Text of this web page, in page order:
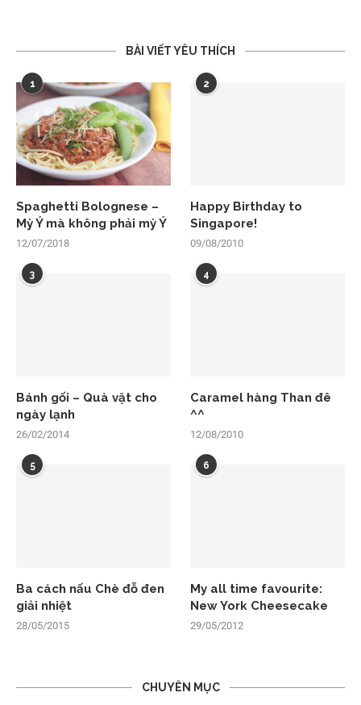
BÀI VIẾT YÊU THÍCH
1
Spaghetti Bolognese –
Mỳ Ý mà không phải mỳ Ý
12/07/2018
2
Happy Birthday to
Singapore!
09/08/2010
3
Bánh gối – Quà vặt cho
ngày lạnh
26/02/2014
4
Caramel hàng Than đê
^^
12/08/2010
5
Ba cách nấu Chè đỗ đen
giải nhiệt
28/05/2015
6
My all time favourite:
New York Cheesecake
29/05/2012
CHUYÊN MỤC